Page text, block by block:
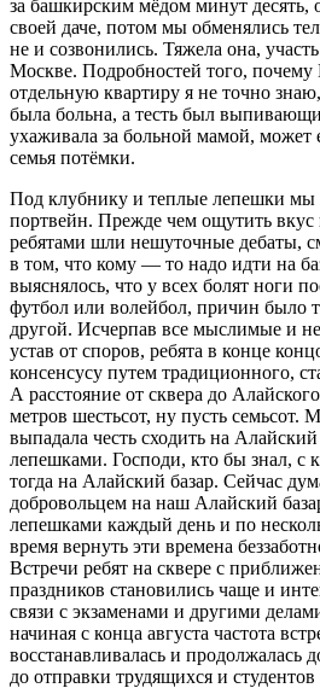
за башкирским мёдом минут десять,
своей даче, потом мы обменялись
не и созвонились. Тяжела она,
Москве. Подробностей того,
отдельную квартиру я не точно
была больна, а тесть был
ухаживала за больной мамой,
семья потёмки.
Под клубнику и теплые лепешки мы
портвейн. Прежде чем ощутить
ребятами шли нешуточные дебаты,
в том, что кому — то надо идти на
выяснялось, что у всех болят ноги
футбол или волейбол, причин было
другой. Исчерпав все мыслимые и
устав от споров, ребята в конце
консенсусу путем традиционного,
А расстояние от сквера до
метров шестьсот, ну пусть семьсот.
выпадала честь сходить на
лепешками. Господи, кто бы знал, с
тогда на Алайский базар. Сейчас
добровольцем на наш Алайский
лепешками каждый день и по
время вернуть эти времена
Встречи ребят на сквере с
праздников становились чаще и
связи с экзаменами и другими
начиная с конца августа частота
восстанавливалась и продолжалась
до отправки трудящихся и